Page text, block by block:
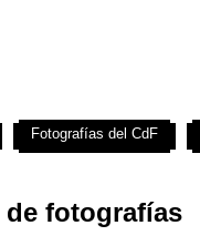
de fotografías
Fotografías del CdF